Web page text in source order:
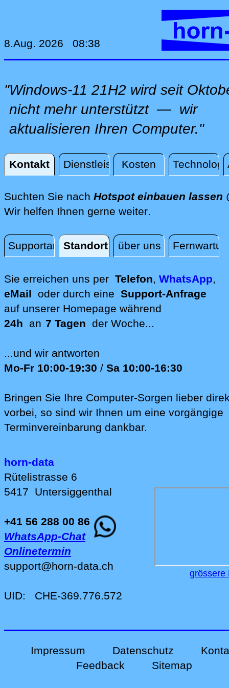
8.Aug. 2026 08:38
"Windows-11 21H2 wird seit
nicht mehr unterstützt — wir
aktualisieren Ihren Computer."
Kontakt Dienstleistungen
Kosten
Kontakt
Suchten Sie nach Hotspot einbauen lassen
Wir helfen Ihnen gerne weiterdirekt vor Ort
.
SupportanfrageStandort über uns
Standort
Sie erreichen uns per Telefon, WhatsApp,
eMail oder durch eine Support-Anfrage
auf unserer Homepage während
24h an 7 Tagen der Woche...
...und wir antworten
Mo-Fr 10:00-19:30 / Sa 10:00-16:30
Bringen Sie Ihre Computer-Sorgen lieber
vorbei, so sind wir Ih‍nen um eine vorgängige
Terminvereinbarung dankbar.
horn-data
Rütelistrasse 6
5417 Untersiggenthal
+41 56 288 00 86
WhatsApp-Chat
Onlinetermin
support@horn-data.ch
UID: CHE-369.776.572
grössere
Impressum Datenschutz
Feedback
Sitemap